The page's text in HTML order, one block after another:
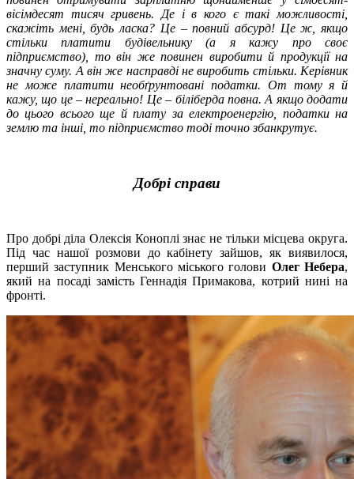
вісімдесят тисяч гривень. Де і в кого є такі можливості,
скажіть мені, будь ласка? Це –повний абсурд! Це ж, якщо
стільки платити будівельнику (а я кажу про своє
підприємство), то він же повинен виробити й продукції на
значну суму. А він же насправді не виробить стільки. Керівник
не може платити необґрунтовані податки. От тому я й
кажу, що це– нереально! Це– біліберда повна. А якщо додати
до цього всього ще й плату за електроенергію, податки на
землю та інші, то підприємство тоді точно збанкрутує.
Добрі справи
Про добрі діла Олексія Коноплі знає не тільки місцева округа.
Під час нашої розмови до кабінету зайшов, як виявилося,
перший заступник Менського міського голови Олег Небера,
який на посаді замість Геннадія Примакова, котрий нині на
фронті.